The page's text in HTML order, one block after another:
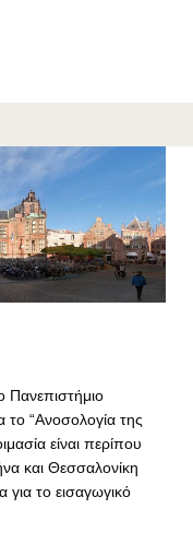
Πανεπιστήμιο
το “Ανοσολογία της
είναι περίπου
και Θεσσαλονίκη
για το εισαγωγικό